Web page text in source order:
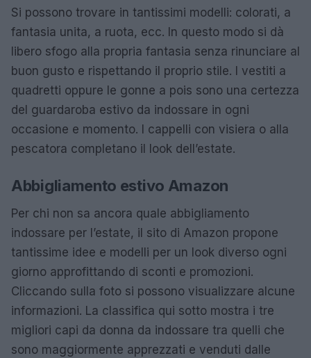
Si possono trovare in tantissimi modelli: colorati, a
fantasia unita, a ruota, ecc. In questo modo si dà
libero sfogo alla propria fantasia senza rinunciare al
buon gusto e rispettando il proprio stile. I vestiti a
quadretti oppure le gonne a pois sono una certezza
del guardaroba estivo da indossare in ogni
occasione e momento. I cappelli con visiera o alla
pescatora completano il look dell’estate.
Abbigliamento estivo Amazon
Per chi non sa ancora quale abbigliamento
indossare per l’estate, il sito di Amazon propone
tantissime idee e modelli per un look diverso ogni
giorno approfittando di sconti e promozioni.
Cliccando sulla foto si possono visualizzare alcune
informazioni. La classifica qui sotto mostra i tre
migliori capi da donna da indossare tra quelli che
sono maggiormente apprezzati e venduti dalle